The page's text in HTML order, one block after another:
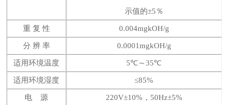
示值的±5％
重 复 性 0.004mgkOH/g
分 辨 率 0.0001mgkOH/g
适用环境温度 5℃～35℃
适用环境湿度 ≤85%
电 源 220V±10%，50Hz±5%